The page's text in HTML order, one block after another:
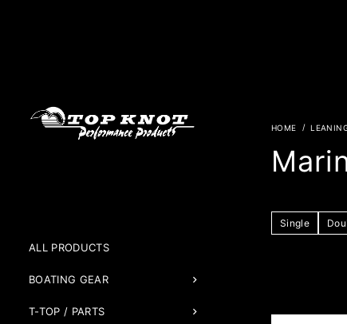
ALL PRODUCTS
BOATING GEAR
T-TOP / PARTS
Single